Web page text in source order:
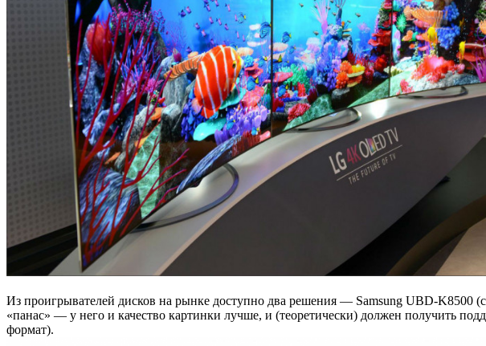
Из проигрывателей дисков на рынке доступно два решения — Samsung UBD-
«панас» — у него и качество картинки лучше, и (теоретически) должен получить
формат).